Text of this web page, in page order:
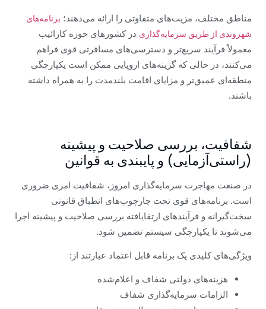
مناطق مختلف، مزیت‌های متفاوتی را ارائه می‌دهند؛ برنامه‌های
شهروندی از طریق سرمایه‌گذاری در کشورهای حوزه کارائیب
معمولاً فرآیند سریع‌تر و دسترسی‌های مسافرتی قوی فراهم
می‌کنند، در حالی که گزینه‌های اروپایی ممکن است یکپارچگی
منطقه‌ای عمیق‌تر و مزایای اقامت بلندمدت را به همراه داشته
باشند.
شفافیت، بررسی صلاحیت و پیشینه
(راستی‌آزمایی) و پایبندی به قوانین
در صنعت مهاجرت سرمایه‌گذاری امروز، شفافیت امری ضروری
است. برنامه‌های قوی تحت چارچوب‌های انطباق قانونی
سخت‌گیرانه و فرآیندهای ارتقایافته بررسی صلاحیت و پیشینه اجرا
می‌شوند تا یکپارچگی سیستم تضمین شود.
ویژگی‌های کلیدی یک برنامه قابل اعتماد عبارتند از:
هزینه‌های دولتی شفاف و اعلام‌شده
الزامات سرمایه‌گذاری شفاف